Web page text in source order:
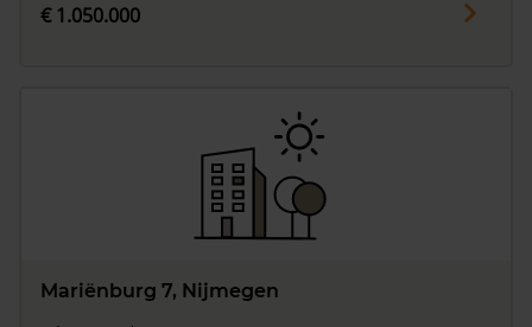
€ 1.050.000
Mariënburg 7, Nijmegen